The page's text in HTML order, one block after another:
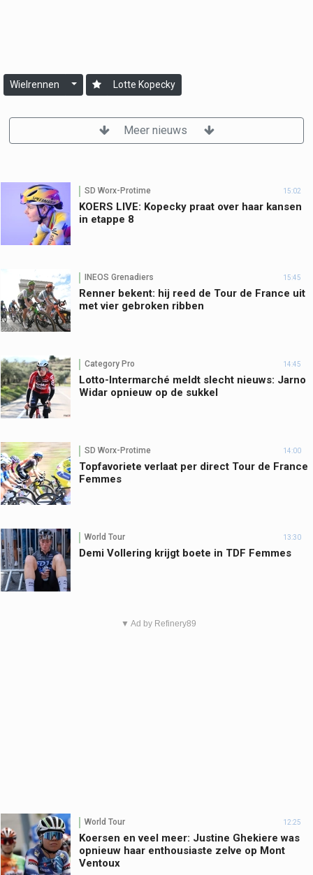
Wielrennen Lotte Kopecky
Meer nieuws
SD Worx-Protime 15:02
KOERS LIVE: Kopecky praat over haar kansen
in etappe 8
INEOS Grenadiers 15:45
Renner bekent: hij reed de Tour de France uit
met vier gebroken ribben
Category Pro 14:45
Lotto-Intermarché meldt slecht nieuws: Jarno
Widar opnieuw op de sukkel
SD Worx-Protime 14:00
Topfavoriete verlaat per direct Tour de France
Femmes
World Tour 13:30
Demi Vollering krijgt boete in TDF Femmes
▼ Ad by Refinery89
World Tour 12:25
Koersen en veel meer: Justine Ghekiere was
opnieuw haar enthousiaste zelve op Mont
Ventoux